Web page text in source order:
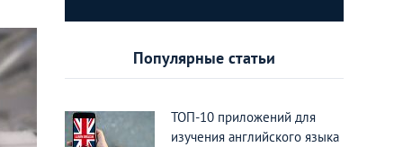
Популярные статьи
ТОП-10 приложений для
изучения английского языка